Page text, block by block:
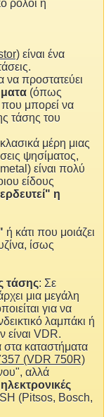
ρολόι ή
είναι ένα
να προστατεύει
(όπως
που μπορεί να
τάσης του
μέρη μιας
ψησίματος,
είναι πολύ
είδους
η
ή κάτι που μοιάζει
ίσως
τάσης: Σε
μια μεγάλη
για να
λαμπάκι ή
είναι VDR.
στα καταστήματα
(VDR 750R)
αλλά
ηλεκτρονικές
(Pitsos, Bosch,